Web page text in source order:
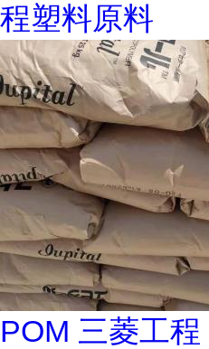
程塑料原料
POM 三菱工